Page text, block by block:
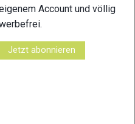
Account und völlig
Jetzt abonnieren